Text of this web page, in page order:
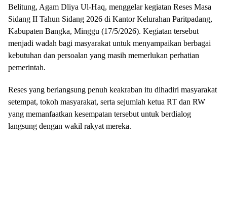
Belitung, Agam Dliya Ul-Haq, menggelar kegiatan Reses Masa
Sidang II Tahun Sidang 2026 di Kantor Kelurahan Paritpadang,
Kabupaten Bangka, Minggu (17/5/2026). Kegiatan tersebut
menjadi wadah bagi masyarakat untuk menyampaikan berbagai
kebutuhan dan persoalan yang masih memerlukan perhatian
pemerintah.
Reses yang berlangsung penuh keakraban itu dihadiri masyarakat
setempat, tokoh masyarakat, serta sejumlah ketua RT dan RW
yang memanfaatkan kesempatan tersebut untuk berdialog
langsung dengan wakil rakyat mereka.